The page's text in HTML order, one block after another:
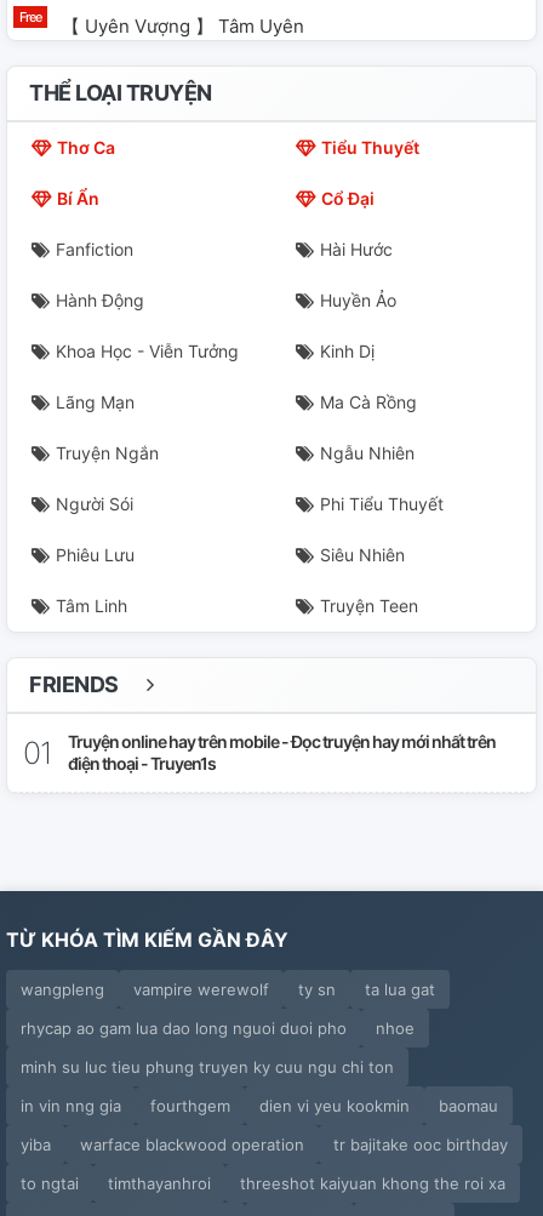
【 Uyên Vượng 】 Tâm Uyên
【 Uyên Vượng 】 Ngày Mùa Hè Chung Khúc
【 Uyên Vượng 】 Khí Vị
【 Uyên Vượng 】 Tầm Thường Nhật Tử
【 Uyên Vượng 】 Núi Sông Vì Tù
【 Uyên Vượng 】 Phiến Đế Phong
【 Uyên Vượng 】 Đặc Biệt Thiên
【 Uyên Vượng 】 Về Viên
【 Uyên Vượng 】 Im Tiếng
【 Uyên Vượng 】 Phun Thật Tề
【 Uyên Vượng 】 Một Ít Nhão Nhão Dính Dính Tiểu
Tình Lữ Hằng Ngày
【 Uyên Vượng 】 Tương Thân, Nhưng Đối Tượng
Thầm Mến
【 Uyên Vượng 】 Hư Học Sinh
【 Uyên Vượng 】 Chỉ Có Ngươi Có Thể Phát Hiện Bí
【 Uyên Vượng 】 Điên Khuyển Chung Có Về Chỗ
【 Uyên Vượng 】 Đương Gia Cát Uyên Xuyên Đến Lý
THỂ LOẠI TRUYỆN
Thơ Ca Tiểu Thuyết
Bí Ẩn Cổ Đại
Fanfiction Hài Hước
Hành Động Huyền Ảo
Khoa Học - Viễn Tưởng Kinh Dị
Lãng Mạn Ma Cà Rồng
Truyện Ngắn Ngẫu Nhiên
Người Sói Phi Tiểu Thuyết
Phiêu Lưu Siêu Nhiên
Tâm Linh Truyện Teen
FRIENDS
Truyện online hay trên mobile - Đọc truyện hay mới nhất trên
điện thoại - Truyen1s
TỪ KHÓA TÌM KIẾM GẦN ĐÂY
wangpleng vampire werewolf ty sn
ta lua gat
rhycap ao gam lua dao long nguoi duoi pho
nhoe
minh su luc tieu phung truyen ky cuu ngu chi ton
in vin nng gia
fourthgem dien vi yeu kookmin
baomau
yiba
warface blackwood operation
tr bajitake ooc birthday
to ngtai
timthayanhroi
threeshot kaiyuan khong the roi xa